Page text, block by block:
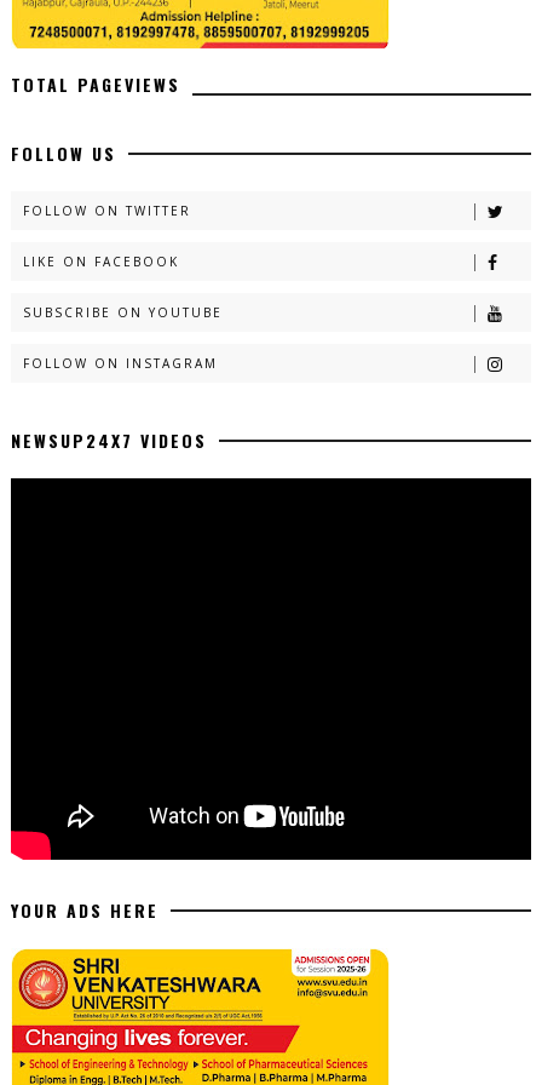
TOTAL PAGEVIEWS
FOLLOW US
FOLLOW ON TWITTER
LIKE ON FACEBOOK
SUBSCRIBE ON YOUTUBE
FOLLOW ON INSTAGRAM
NEWSUP24X7 VIDEOS
YOUR ADS HERE